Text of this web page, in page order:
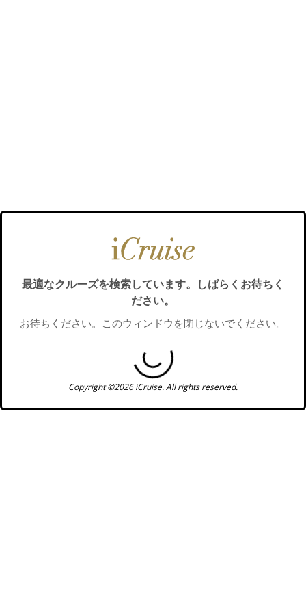
最適なクルーズを検索しています。しばらくお待ちく
ださい。
お待ちください。このウィンドウを閉じないでください。
Copyright ©2026 iCruise. All rights reserved.